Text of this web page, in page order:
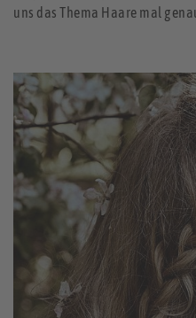
uns das Thema Haare mal